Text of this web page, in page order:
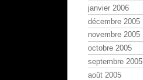
janvier 2006
décembre 2005
novembre 2005
octobre 2005
septembre 2005
août 2005